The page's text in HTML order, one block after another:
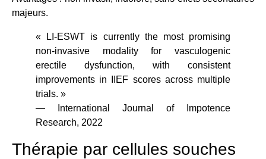
majeurs.
« LI-ESWT is currently the most promising
non-invasive modality for vasculogenic
erectile dysfunction, with consistent
improvements in IIEF scores across multiple
trials. »
— International Journal of Impotence
Research, 2022
Thérapie par cellules souches